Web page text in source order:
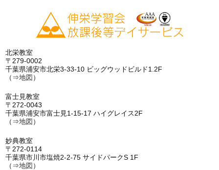
北栄教室
〒279-0002
千葉県浦安市北栄3-33-10 ビッグウッドビルド1.2F
（⇒地図 ）
富士見教室
〒272-0043
千葉県浦安市富士見1-15-17 ハイグレイス2F
（⇒地図 ）
妙典教室
〒272-0114
千葉県市川市塩焼2-2-75 サイドパークS 1F
（⇒地図 ）